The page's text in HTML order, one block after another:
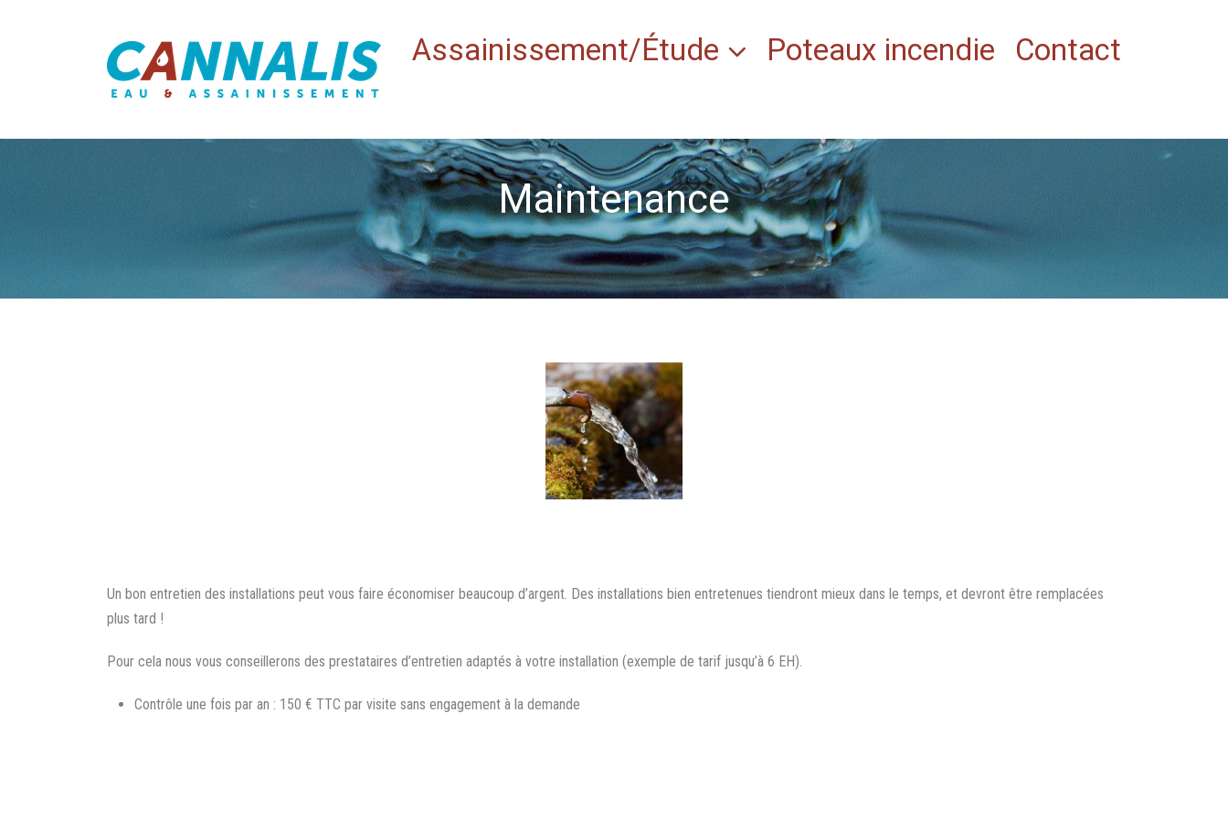
Assainissement/Étude Poteaux incendie Contact
Maintenance
Un bon entretien des installations peut vous faire économiser beaucoup d’argent. Des installations bien entretenues tiendront mieux dans le temps, et devront être remplacées
plus tard !
Pour cela nous vous conseillerons des prestataires d’entretien adaptés à votre installation (exemple de tarif jusqu’à 6 EH).
Contrôle une fois par an : 150 € TTC par visite sans engagement à la demande